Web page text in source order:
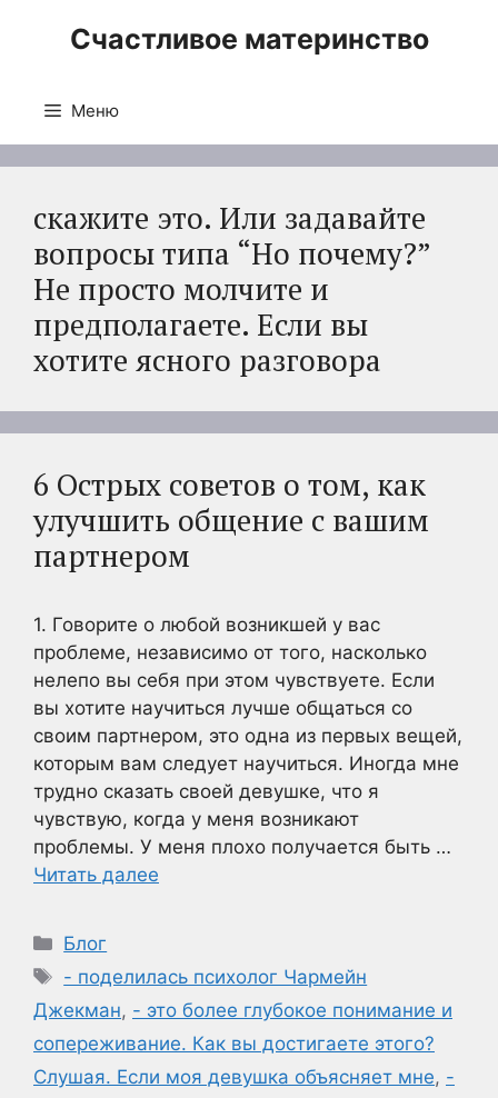
Счастливое материнство
Меню
скажите это. Или задавайте
вопросы типа “Но почему?”
Не просто молчите и
предполагаете. Если вы
хотите ясного разговора
6 Острых советов о том, как
улучшить общение с вашим
партнером
1. Говорите о любой возникшей у вас
проблеме, независимо от того, насколько
нелепо вы себя при этом чувствуете. Если
вы хотите научиться лучше общаться со
своим партнером, это одна из первых вещей,
которым вам следует научиться. Иногда мне
трудно сказать своей девушке, что я
чувствую, когда у меня возникают
проблемы. У меня плохо получается быть …
Читать далее
Рубрики
Блог
Метки
- поделилась психолог Чармейн
Джекман, - это более глубокое понимание и
сопереживание. Как вы достигаете этого?
Слушая. Если моя девушка объясняет мне, -